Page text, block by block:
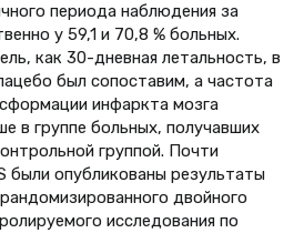
периода наблюдения за
у 59,1 и 70,8 % больных.
как 30-дневная летальность, в
был сопоставим, а частота
инфаркта мозга
в группе больных, получавших
группой. Почти
были опубликованы результаты
двойного
исследования по